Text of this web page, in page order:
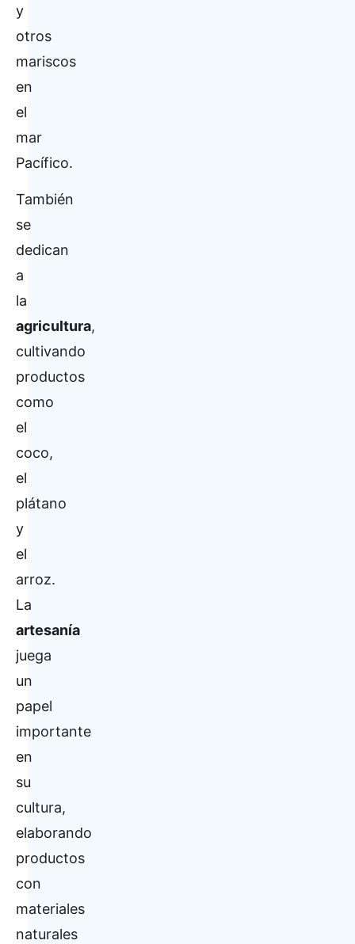
y
otros
mariscos
en
el
mar
Pacífico.
También
se
dedican
a
la
agricultura,
cultivando
productos
como
el
coco,
el
plátano
y
el
arroz.
La
artesanía
juega
un
papel
importante
en
su
cultura,
elaborando
productos
con
materiales
naturales